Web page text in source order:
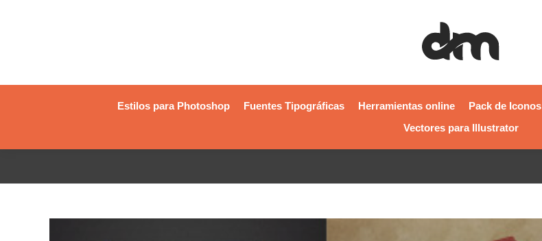
Estilos para Photoshop Fuentes Tipográficas Herramientas online Pack de Iconos
Vectores para Illustrator